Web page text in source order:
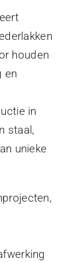
houden
en
in
staal,
unieke